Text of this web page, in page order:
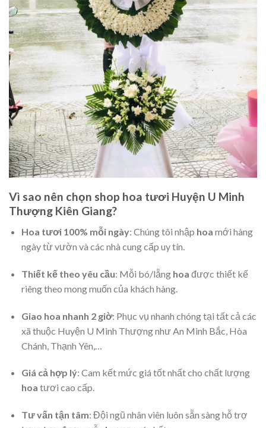
Vì sao nên chọn shop hoa tươi Huyện U Minh
Thượng Kiên Giang?
Hoa tươi 100% mỗi ngày: Chúng tôi nhập hoa mới hàng
ngày từ vườn và các nhà cung cấp uy tín.
Thiết kế theo yêu cầu: Mỗi bó/lẵng hoa được thiết kế
riêng theo mong muốn của khách hàng.
Giao hoa nhanh 2 giờ: Phục vụ nhanh chóng tại tất cả các
xã thuộc Huyện U Minh Thượng như An Minh Bắc, Hòa
Chánh, Thạnh Yên,…
Giá cả hợp lý: Cam kết mức giá tốt nhất cho chất lượng
hoa tươi cao cấp.
Tư vấn tận tâm: Đội ngũ nhân viên luôn sẵn sàng hỗ trợ